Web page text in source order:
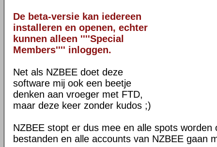
De beta-versie kan iedereen
installeren en openen, echter
kunnen alleen ''''Special
Members'''' inloggen.
Net als NZBEE doet deze
software mij ook een beetje
denken aan vroeger met FTD,
maar deze keer zonder kudos ;)
NZBEE stopt er dus mee en alle spots worden
bestanden en alle accounts van NZBEE gaan